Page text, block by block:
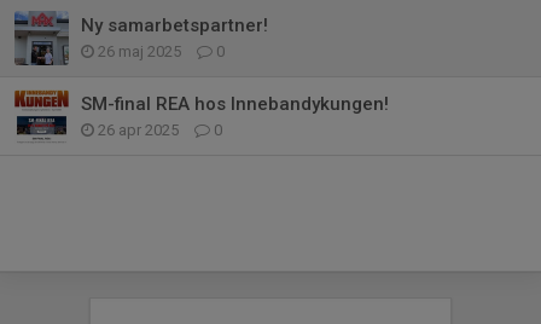
Ny samarbetspartner!
26 maj 2025 0
SM-final REA hos Innebandykungen!
26 apr 2025 0